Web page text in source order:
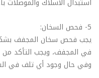
استبدال الأسلاك والموصلات
5- فحص السخان:
يجب فحص سخان المجفف بشكل
في المجفف، ويجب التأكد من
وفي حال وجود أي تلف في